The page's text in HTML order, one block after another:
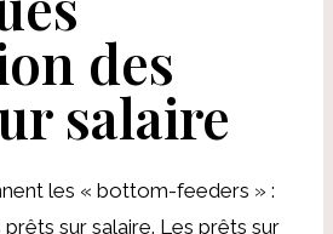
des
salaire
les « bottom-feeders » :
sur salaire. Les prêts sur